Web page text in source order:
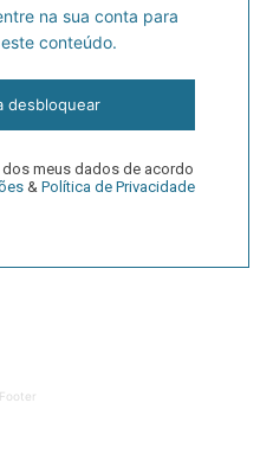
na sua conta para
conteúdo.
desbloquear
meus dados de acordo
& Política de Privacidade